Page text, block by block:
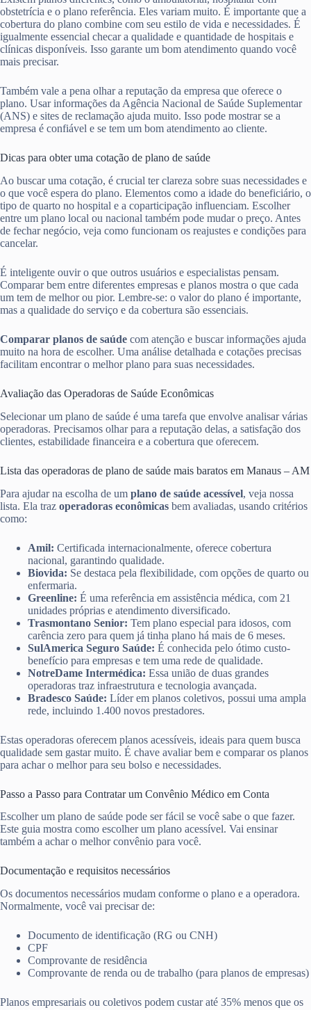
obstetrícia e o plano referência. Eles variam muito. É importante que a
cobertura do plano combine com seu estilo de vida e necessidades. É
igualmente essencial checar a qualidade e quantidade de hospitais e
clínicas disponíveis. Isso garante um bom atendimento quando você
mais precisar.
Também vale a pena olhar a reputação da empresa que oferece o
plano. Usar informações da Agência Nacional de Saúde Suplementar
(ANS) e sites de reclamação ajuda muito. Isso pode mostrar se a
empresa é confiável e se tem um bom atendimento ao cliente.
Dicas para obter uma cotação de plano de saúde
Ao buscar uma cotação, é crucial ter clareza sobre suas necessidades e
o que você espera do plano. Elementos como a idade do beneficiário, o
tipo de quarto no hospital e a coparticipação influenciam. Escolher
entre um plano local ou nacional também pode mudar o preço. Antes
de fechar negócio, veja como funcionam os reajustes e condições para
cancelar.
É inteligente ouvir o que outros usuários e especialistas pensam.
Comparar bem entre diferentes empresas e planos mostra o que cada
um tem de melhor ou pior. Lembre-se: o valor do plano é importante,
mas a qualidade do serviço e da cobertura são essenciais.
Comparar planos de saúde com atenção e buscar informações ajuda
muito na hora de escolher. Uma análise detalhada e cotações precisas
facilitam encontrar o melhor plano para suas necessidades.
Avaliação das Operadoras de Saúde Econômicas
Selecionar um plano de saúde é uma tarefa que envolve analisar várias
operadoras. Precisamos olhar para a reputação delas, a satisfação dos
clientes, estabilidade financeira e a cobertura que oferecem.
Lista das operadoras de plano de saúde mais baratos em Manaus – AM
Para ajudar na escolha de um plano de saúde acessível, veja nossa
lista. Ela traz operadoras econômicas bem avaliadas, usando critérios
como:
Amil: Certificada internacionalmente, oferece cobertura
nacional, garantindo qualidade.
Biovida: Se destaca pela flexibilidade, com opções de quarto ou
enfermaria.
Greenline: É uma referência em assistência médica, com 21
unidades próprias e atendimento diversificado.
Trasmontano Senior: Tem plano especial para idosos, com
carência zero para quem já tinha plano há mais de 6 meses.
SulAmerica Seguro Saúde: É conhecida pelo ótimo custo-
benefício para empresas e tem uma rede de qualidade.
NotreDame Intermédica: Essa união de duas grandes
operadoras traz infraestrutura e tecnologia avançada.
Bradesco Saúde: Líder em planos coletivos, possui uma ampla
rede, incluindo 1.400 novos prestadores.
Estas operadoras oferecem planos acessíveis, ideais para quem busca
qualidade sem gastar muito. É chave avaliar bem e comparar os planos
para achar o melhor para seu bolso e necessidades.
Passo a Passo para Contratar um Convênio Médico em Conta
Escolher um plano de saúde pode ser fácil se você sabe o que fazer.
Este guia mostra como escolher um plano acessível. Vai ensinar
também a achar o melhor convênio para você.
Documentação e requisitos necessários
Os documentos necessários mudam conforme o plano e a operadora.
Normalmente, você vai precisar de:
Documento de identificação (RG ou CNH)
CPF
Comprovante de residência
Comprovante de renda ou de trabalho (para planos de empresas)
Planos empresariais ou coletivos podem custar até 35% menos que os